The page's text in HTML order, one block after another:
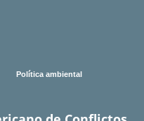
Política ambiental